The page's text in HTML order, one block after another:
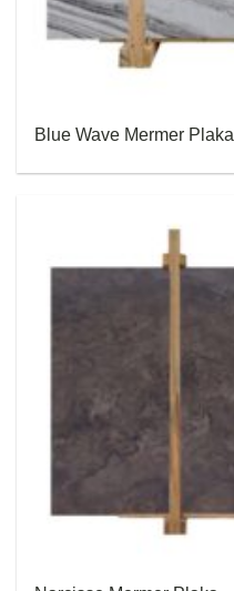
Blue Wave Mermer Plaka